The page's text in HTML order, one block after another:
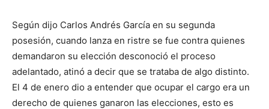
Según dijo Carlos Andrés García en su segunda
posesión, cuando lanza en ristre se fue contra quienes
demandaron su elección desconoció el proceso
adelantado, atinó a decir que se trataba de algo distinto.
El 4 de enero dio a entender que ocupar el cargo era un
derecho de quienes ganaron las elecciones, esto es